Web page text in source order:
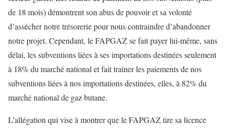
de 18 mois)démontrentson abus de pouvoir et sa volonté
d’asséchernotre trésoreriepour nous contraindre d’abandonner
notre projet. Cependant, le FAPGAZ se fait payer lui-même, sans
délai, lessubventions liées à ses importationsdestinées seulement
à 18% du marché national et fait trainer les paiements de nos
subventions liées à nos importations destinées, elles, à 82% du
marché national de gaz butane.
L’allégation qui vise à montrer que leFAPGAZtire sa licence